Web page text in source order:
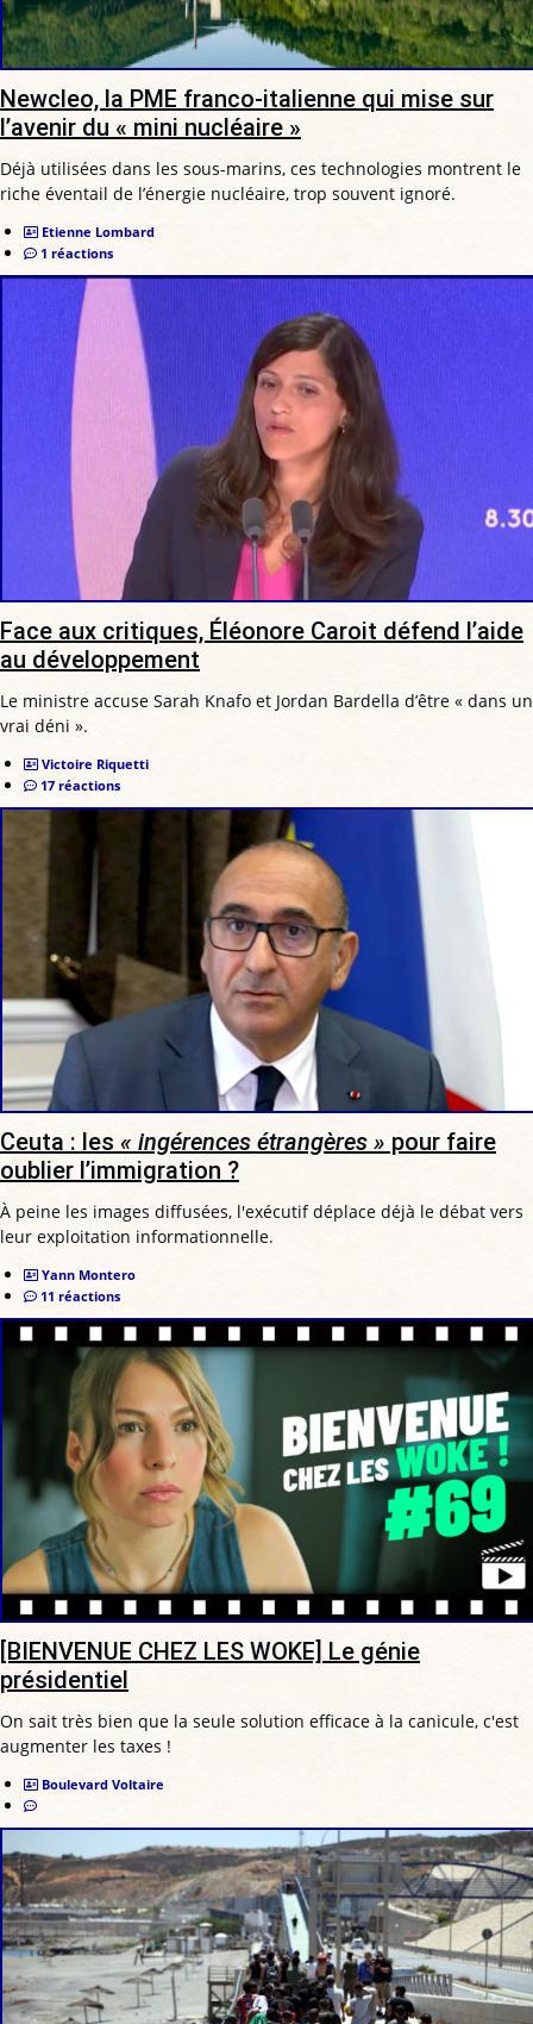
Newcleo, la PME franco-italienne qui mise sur
l’avenir du « mini nucléaire »
Déjà utilisées dans les sous-marins, ces technologies montrent le
riche éventail de l’énergie nucléaire, trop souvent ignoré.
Etienne Lombard
1 réactions
Face aux critiques, Éléonore Caroit défend l’aide
au développement
Le ministre accuse Sarah Knafo et Jordan Bardella d’être « dans un
vrai déni ».
Victoire Riquetti
17 réactions
Ceuta : les « ingérences étrangères » pour faire
oublier l’immigration ?
À peine les images diffusées, l'exécutif déplace déjà le débat vers
leur exploitation informationnelle.
Yann Montero
11 réactions
[BIENVENUE CHEZ LES WOKE] Le génie
présidentiel
On sait très bien que la seule solution efficace à la canicule, c'est
augmenter les taxes !
Boulevard Voltaire